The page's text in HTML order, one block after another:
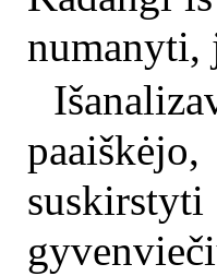
numanyti,